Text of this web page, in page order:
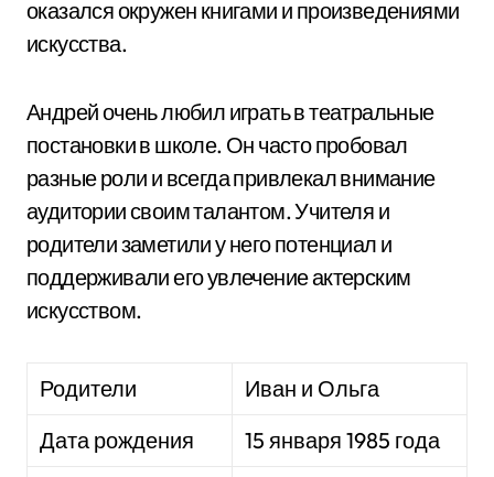
оказался окружен книгами и произведениями
искусства.
Андрей очень любил играть в театральные
постановки в школе. Он часто пробовал
разные роли и всегда привлекал внимание
аудитории своим талантом. Учителя и
родители заметили у него потенциал и
поддерживали его увлечение актерским
искусством.
Родители
Иван и Ольга
Дата рождения
15 января 1985 года